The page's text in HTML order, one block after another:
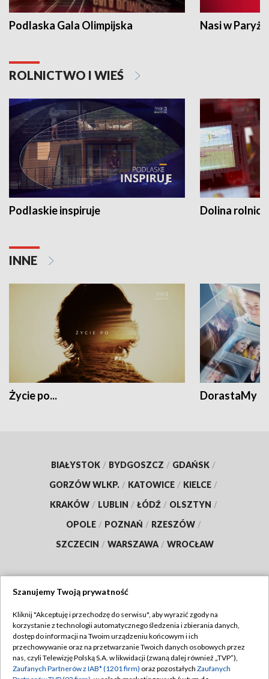
Podlaska Gala Olimpijska Nasi w Paryżu
ROLNICTWO I WIEŚ
Podlaskie inspiruje Dolina
INNE
Życie po... DorastaMy
BIAŁYSTOK / BYDGOSZCZ / GDAŃSK /
GORZÓW WLKP. / KATOWICE / KIELCE /
KRAKÓW / LUBLIN / ŁÓDŹ / OLSZTYN /
OPOLE / POZNAŃ / RZESZÓW /
SZCZECIN / WARSZAWA / WROCŁAW
TVP
Abonament TVP
Emisja w TVP
Regulamin TVP
Polityka prywatności
Szanujemy Twoją prywatność
Kliknij "Akceptuję i przechodzę do serwisu", aby wyrazić zgody na
korzystanie z technologii automatycznego śledzenia i zbierania danych,
dostęp do informacji na Twoim urządzeniu końcowym i ich
przechowywanie oraz na przetwarzanie Twoich danych osobowych przez
nas, czyli Telewizję Polską S.A. w likwidacji (zwaną dalej również „TVP”),
Zaufanych Partnerów z IAB* (1201 firm) oraz pozostałych Zaufanych